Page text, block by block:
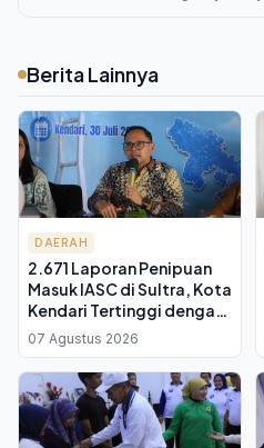
Berita Lainnya
DAERAH
2.671 Laporan Penipuan
Masuk IASC di Sultra, Kota
Kendari Tertinggi dengan
1.022 Aduan
07 Agustus 2026